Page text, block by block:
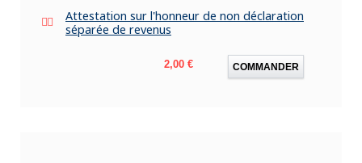
Attestation sur l'honneur de non déclaration
séparée de revenus
Prix
2,00 € COMMANDER